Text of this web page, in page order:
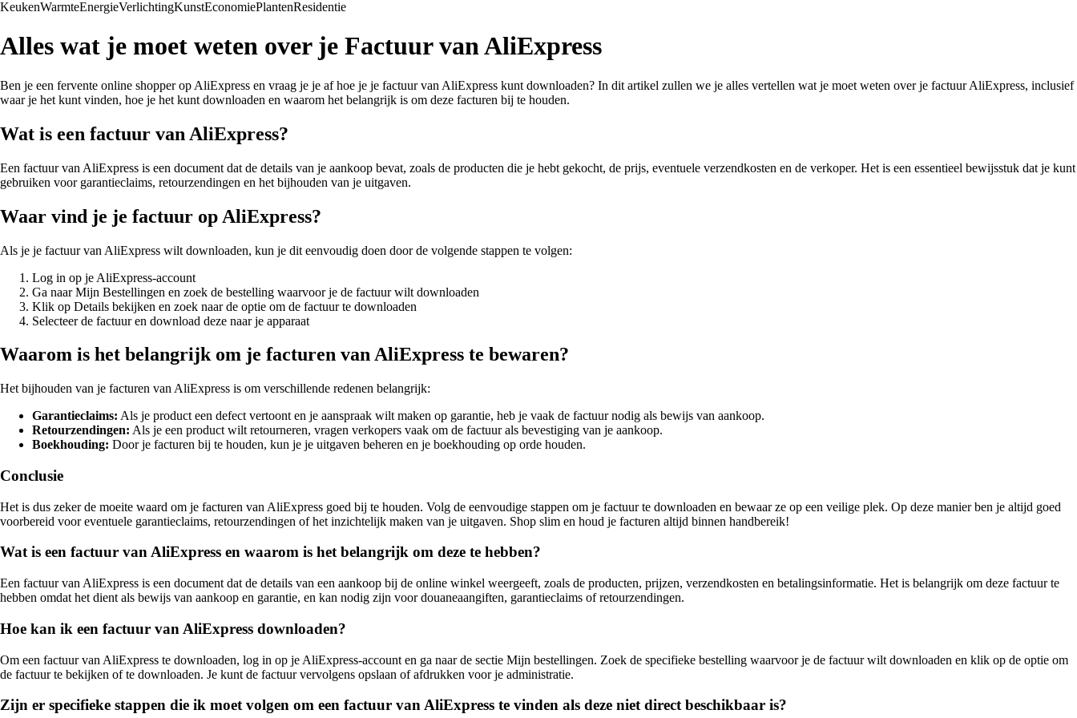
KeukenWarmteEnergieVerlichtingKunstEconomiePlantenResidentie
Alles wat je moet weten over je Factuur van AliExpress
Ben je een fervente online shopper op AliExpress en vraag je je af hoe je je factuur van AliExpress kunt downloaden? In dit artikel zullen we je alles vertellen wat je moet weten over je factuur AliExpress, inclusief
waar je het kunt vinden, hoe je het kunt downloaden en waarom het belangrijk is om deze facturen bij te houden.
Wat is een factuur van AliExpress?
Een factuur van AliExpress is een document dat de details van je aankoop bevat, zoals de producten die je hebt gekocht, de prijs, eventuele verzendkosten en de verkoper. Het is een essentieel bewijsstuk dat je kunt
gebruiken voor garantieclaims, retourzendingen en het bijhouden van je uitgaven.
Waar vind je je factuur op AliExpress?
Als je je factuur van AliExpress wilt downloaden, kun je dit eenvoudig doen door de volgende stappen te volgen:
Log in op je AliExpress-account
Ga naar Mijn Bestellingen en zoek de bestelling waarvoor je de factuur wilt downloaden
Klik op Details bekijken en zoek naar de optie om de factuur te downloaden
Selecteer de factuur en download deze naar je apparaat
Waarom is het belangrijk om je facturen van AliExpress te bewaren?
Het bijhouden van je facturen van AliExpress is om verschillende redenen belangrijk:
Garantieclaims: Als je product een defect vertoont en je aanspraak wilt maken op garantie, heb je vaak de factuur nodig als bewijs van aankoop.
Retourzendingen: Als je een product wilt retourneren, vragen verkopers vaak om de factuur als bevestiging van je aankoop.
Boekhouding: Door je facturen bij te houden, kun je je uitgaven beheren en je boekhouding op orde houden.
Conclusie
Het is dus zeker de moeite waard om je facturen van AliExpress goed bij te houden. Volg de eenvoudige stappen om je factuur te downloaden en bewaar ze op een veilige plek. Op deze manier ben je altijd goed
voorbereid voor eventuele garantieclaims, retourzendingen of het inzichtelijk maken van je uitgaven. Shop slim en houd je facturen altijd binnen handbereik!
Wat is een factuur van AliExpress en waarom is het belangrijk om deze te hebben?
Een factuur van AliExpress is een document dat de details van een aankoop bij de online winkel weergeeft, zoals de producten, prijzen, verzendkosten en betalingsinformatie. Het is belangrijk om deze factuur te
hebben omdat het dient als bewijs van aankoop en garantie, en kan nodig zijn voor douaneaangiften, garantieclaims of retourzendingen.
Hoe kan ik een factuur van AliExpress downloaden?
Om een factuur van AliExpress te downloaden, log in op je AliExpress-account en ga naar de sectie Mijn bestellingen. Zoek de specifieke bestelling waarvoor je de factuur wilt downloaden en klik op de optie om
de factuur te bekijken of te downloaden. Je kunt de factuur vervolgens opslaan of afdrukken voor je administratie.
Zijn er specifieke stappen die ik moet volgen om een factuur van AliExpress te vinden als deze niet direct beschikbaar is?